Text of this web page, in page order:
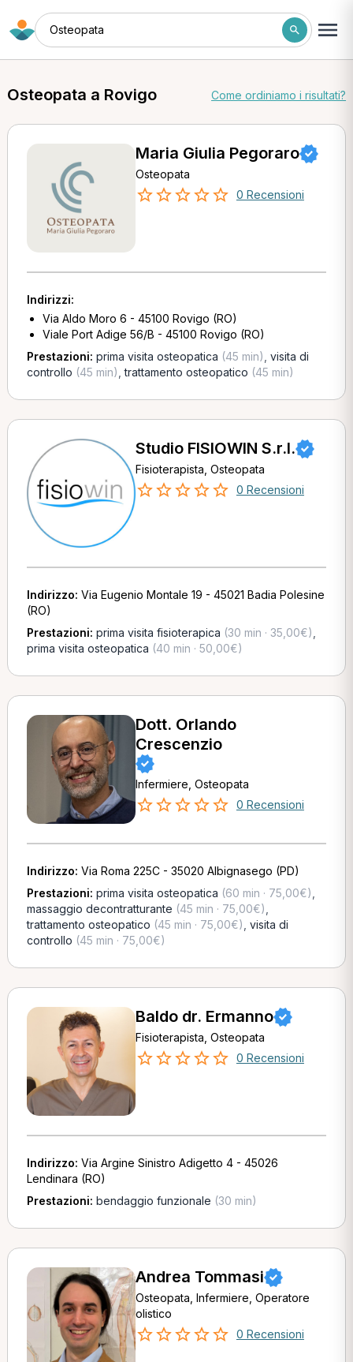
Osteopata
Osteopata a Rovigo Come ordiniamo i risultati?
Maria Giulia Pegoraro
Osteopata
0 Recensioni
Indirizzi:
Via Aldo Moro 6 - 45100 Rovigo (RO)
Viale Port Adige 56/B - 45100 Rovigo (RO)
Prestazioni: prima visita osteopatica (45 min) visita di
controllo (45 min) ,trattamento osteopatico (45 min)
Studio FISIOWIN S.r.l.
Fisioterapista, Osteopata
0 Recensioni
Indirizzo: Via Eugenio Montale 19 - 45021 Badia Polesine
(RO)
Prestazioni: prima visita fisioterapica (30 min · 35,00€)
prima visita osteopatica (40 min · 50,00€)
Dott. Orlando
Crescenzio
Infermiere, Osteopata
0 Recensioni
Indirizzo: Via Roma 225C - 35020 Albignasego (PD)
Prestazioni: prima visita osteopatica (60 min · 75,00€)
massaggio decontratturante (45 min · 75,00€)
trattamento osteopatico (45 min · 75,00€) visita di
controllo (45 min · 75,00€)
Baldo dr. Ermanno
Fisioterapista, Osteopata
0 Recensioni
Indirizzo: Via Argine Sinistro Adigetto 4 - 45026
Lendinara (RO)
Prestazioni: bendaggio funzionale (30 min)
Andrea Tommasi
Osteopata, Infermiere, Operatore
olistico
0 Recensioni